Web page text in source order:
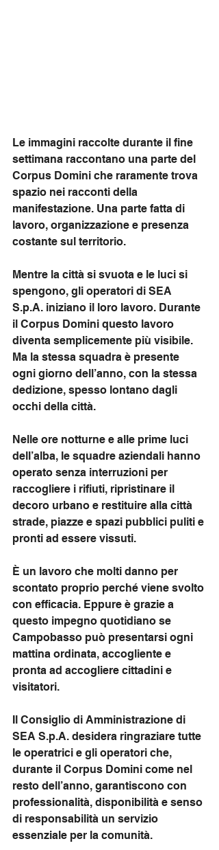
Le immagini raccolte durante il fine
settimana raccontano una parte del
Corpus Domini che raramente trova
spazio nei racconti della
manifestazione. Una parte fatta di
lavoro, organizzazione e presenza
costante sul territorio.
Mentre la città si svuota e le luci si
spengono, gli operatori di SEA
S.p.A. iniziano il loro lavoro. Durante
il Corpus Domini questo lavoro
diventa semplicemente più visibile.
Ma la stessa squadra è presente
ogni giorno dell’anno, con la stessa
dedizione, spesso lontano dagli
occhi della città.
Nelle ore notturne e alle prime luci
dell’alba, le squadre aziendali hanno
operato senza interruzioni per
raccogliere i rifiuti, ripristinare il
decoro urbano e restituire alla città
strade, piazze e spazi pubblici puliti e
pronti ad essere vissuti.
È un lavoro che molti danno per
scontato proprio perché viene svolto
con efficacia. Eppure è grazie a
questo impegno quotidiano se
Campobasso può presentarsi ogni
mattina ordinata, accogliente e
pronta ad accogliere cittadini e
visitatori.
Il Consiglio di Amministrazione di
SEA S.p.A. desidera ringraziare tutte
le operatrici e gli operatori che,
durante il Corpus Domini come nel
resto dell’anno, garantiscono con
professionalità, disponibilità e senso
di responsabilità un servizio
essenziale per la comunità.